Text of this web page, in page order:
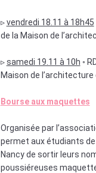
▹vendredi 18.11 à 18h45
de la Maison de
▹samedi 19.11 à 10h ◦
Maison de l’architecture
Bourse aux maquettes
Organisée par
permet aux étudiants de
Nancy de sortir leurs
poussiéreuses